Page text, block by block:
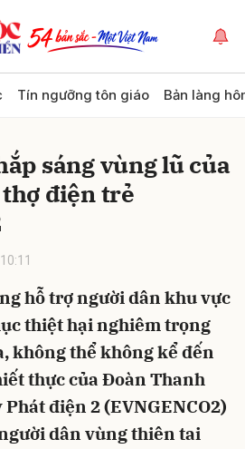
Tín ngưỡng tôn giáo Bản làng
sáng vùng lũ của
điện trẻ
hỗ trợ người dân khu vực
thiệt hại nghiêm trọng
không thể không kể đến
thực của Đoàn Thanh
điện 2 (EVNGENCO2)
dân vùng thiên tai